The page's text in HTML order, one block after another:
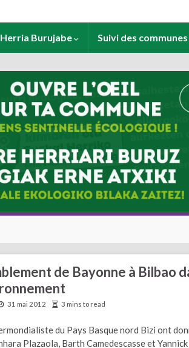
Burujabe Suivi des communes
de Bayonne à Bilbao
31 mai 2012 3 mins to read
du Pays Basque nord Bizi ont
Plazaola, Barth Camedescasse et Yannick